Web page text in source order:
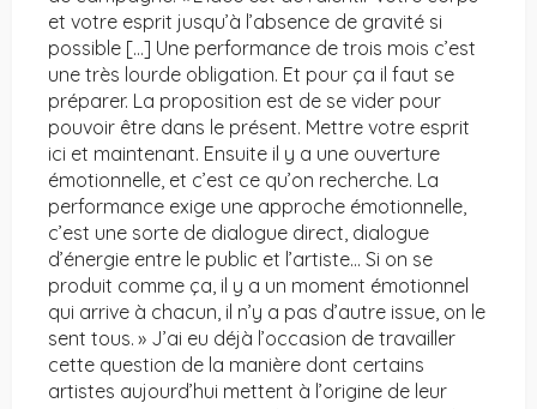
et votre esprit jusqu’à l’absence de gravité si
possible […] Une performance de trois mois c’est
une très lourde obligation. Et pour ça il faut se
préparer. La proposition est de se vider pour
pouvoir être dans le présent. Mettre votre esprit
ici et maintenant. Ensuite il y a une ouverture
émotionnelle, et c’est ce qu’on recherche. La
performance exige une approche émotionnelle,
c’est une sorte de dialogue direct, dialogue
d’énergie entre le public et l’artiste… Si on se
produit comme ça, il y a un moment émotionnel
qui arrive à chacun, il n’y a pas d’autre issue, on le
sent tous. » J’ai eu déjà l’occasion de travailler
cette question de la manière dont certains
artistes aujourd’hui mettent à l’origine de leur